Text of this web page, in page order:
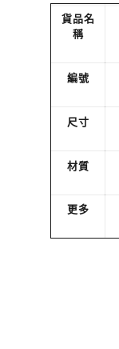
貨品名
稱
編號
尺寸
材質
更多